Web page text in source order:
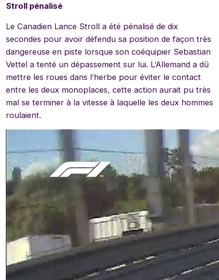
Stroll pénalisé
Le Canadien Lance Stroll a été pénalisé de dix
secondes pour avoir défendu sa position de façon très
dangereuse en piste lorsque son coéquipier Sebastian
Vettel a tenté un dépassement sur lui. L’Allemand a dû
mettre les roues dans l’herbe pour éviter le contact
entre les deux monoplaces, cette action aurait pu très
mal se terminer à la vitesse à laquelle les deux hommes
roulaient.